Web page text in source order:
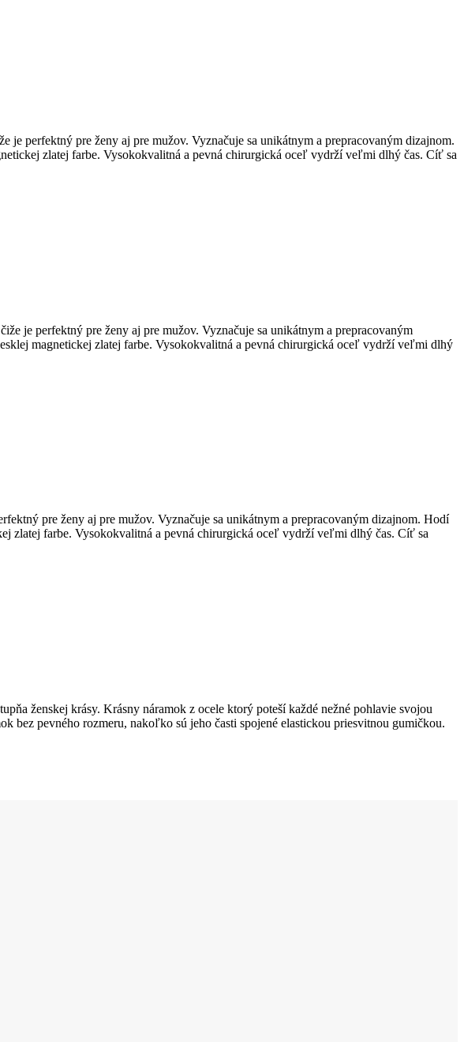
perfektný pre ženy aj pre mužov. Vyznačuje sa unikátnym a prepracovaným dizajnom.
zlatej farbe. Vysokokvalitná a pevná chirurgická oceľ vydrží veľmi dlhý čas. Cíť sa
je perfektný pre ženy aj pre mužov. Vyznačuje sa unikátnym a prepracovaným
magnetickej zlatej farbe. Vysokokvalitná a pevná chirurgická oceľ vydrží veľmi dlhý
pre ženy aj pre mužov. Vyznačuje sa unikátnym a prepracovaným dizajnom. Hodí
zlatej farbe. Vysokokvalitná a pevná chirurgická oceľ vydrží veľmi dlhý čas. Cíť sa
ženskej krásy. Krásny náramok z ocele ktorý poteší každé nežné pohlavie svojou
bez pevného rozmeru, nakoľko sú jeho časti spojené elastickou priesvitnou gumičkou.